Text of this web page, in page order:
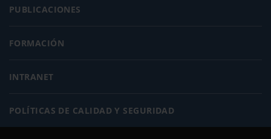
PUBLICACIONES
FORMACIÓN
INTRANET
POLÍTICAS DE CALIDAD Y SEGURIDAD